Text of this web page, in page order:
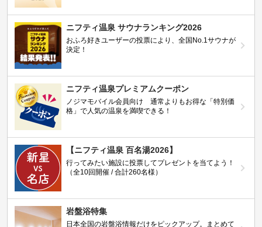
ニフティ温泉 サウナランキング2026
おふろ好きユーザーの投票により、全国No.1サウナが
決定！
ニフティ温泉プレミアムクーポン
ノジマモバイル会員向け 通常よりもお得な「特別価
格」で人気の温泉を満喫できる！
【ニフティ温泉 百名湯2026】
行ってみたい施設に投票してプレゼントを当てよう！
（全10回開催 / 合計260名様）
岩盤浴特集
日本全国の岩盤浴情報だけをピックアップ。まとめて